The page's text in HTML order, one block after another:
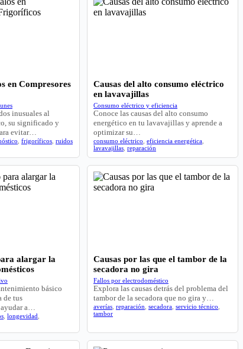
en Compresores
inusuales al
su significado y
evitar…
frigoríficos ruidos
Causas del alto consumo eléctrico
en lavavajillas
Consumo eléctrico y eficiencia
Conoce las causas del alto consumo
energético en tu lavavajillas y aprende a
optimizar su…
consumo eléctrico eficiencia energética
lavavajillas reparación
alargar la
básico
de tus
ayudar a…
longevidad
Causas por las que el tambor de la
secadora no gira
Fallos por electrodoméstico
Explora las causas detrás del problema del
tambor de la secadora que no gira y…
averías reparación secadora servicio técnico
tambor